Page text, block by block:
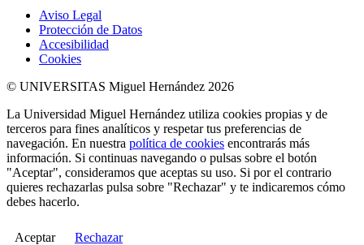
Aviso Legal
Protección de Datos
Accesibilidad
Cookies
© UNIVERSITAS Miguel Hernández 2026
La Universidad Miguel Hernández utiliza cookies propias y de
terceros para fines analíticos y respetar tus preferencias de
navegación. En nuestra política de cookies encontrarás más
información. Si continuas navegando o pulsas sobre el botón
"Aceptar", consideramos que aceptas su uso. Si por el contrario
quieres rechazarlas pulsa sobre "Rechazar" y te indicaremos cómo
debes hacerlo.
Aceptar Rechazar